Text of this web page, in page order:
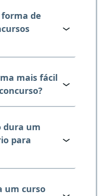
de
mais fácil
dura um
para
um curso